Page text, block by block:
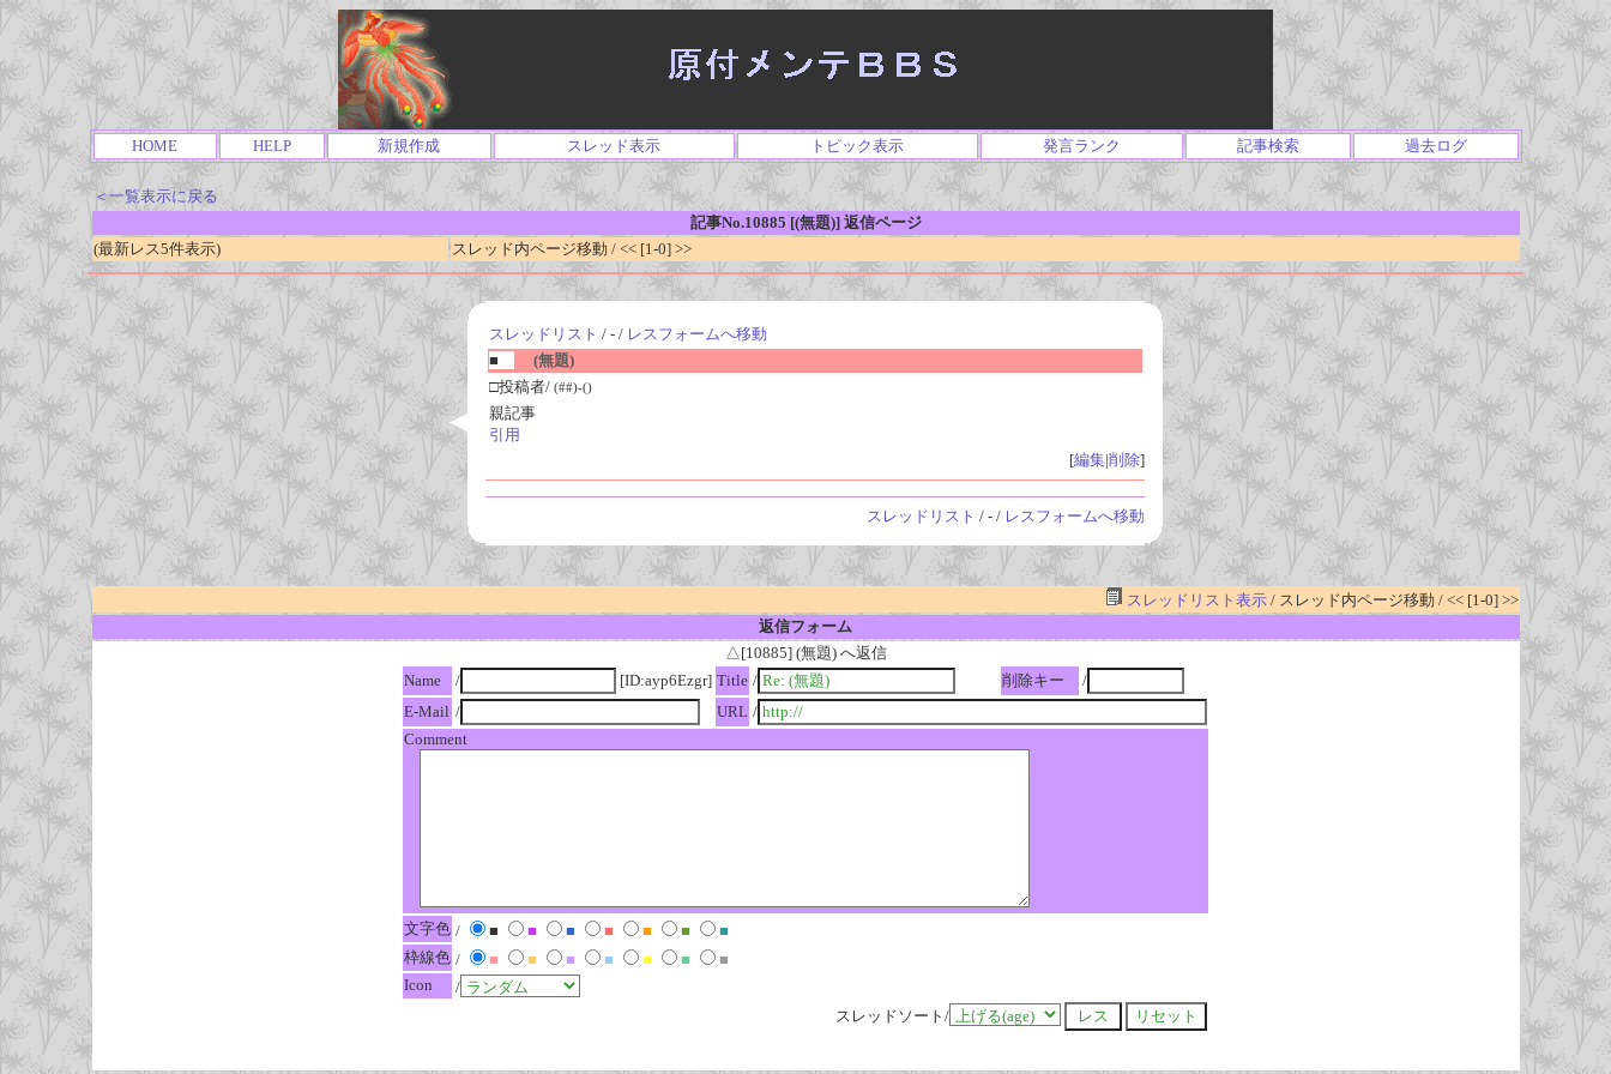
HOME HELP 新規作成 スレッド表示 トピック表示 発言ランク 記事検索 過去ログ
＜一覧表示に戻る
記事No.10885 [(無題)] 返信ページ
(最新レス5件表示)
スレッド内ページ移動 / << [1-0] >>
スレッドリスト / - / レスフォームへ移動
■
(無題)
□投稿者/ (##)-()
親記事
引用
[編集|削除]
スレッドリスト / - / レスフォームへ移動
スレッドリスト表示/ スレッド内ページ移動 / << [1-0] >>
返信フォーム
△[10885] (無題) へ返信
Name
/ [ID:ayp6Ezgr] Title / 削除キー
/
E-Mail / URL /
Comment
文字色 / ■ ■ ■ ■ ■ ■
■
枠線色 / ■ ■ ■ ■ ■ ■
■
Icon
/
スレッドソート/